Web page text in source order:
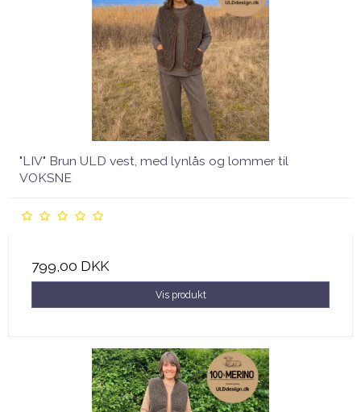
"LIV" Brun ULD vest, med lynlås og lommer til
VOKSNE
799,00 DKK
Vis produkt